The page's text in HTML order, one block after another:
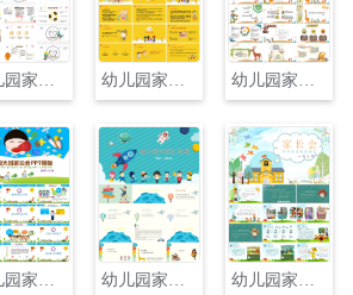
幼儿园家长会主题班会PPT 幼儿园家长会主题班会PPT 幼儿园家长会主题班会PPT